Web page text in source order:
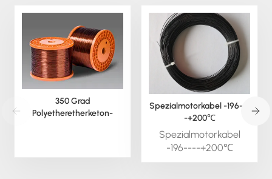
350 Grad
Polyetheretherketon-
Spezialmotorkabel -196---
-+200℃
Spezialmotorkabel
-196----+200℃
Motoranschlusskabel